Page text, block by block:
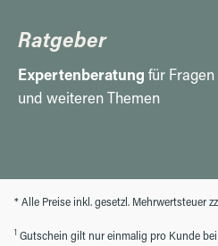
Ratgeber
Expertenberatung für
und weiteren Themen
* Alle Preise inkl. gesetzl. Mehrwertsteuer
1 Gutschein gilt nur einmalig pro Kunde